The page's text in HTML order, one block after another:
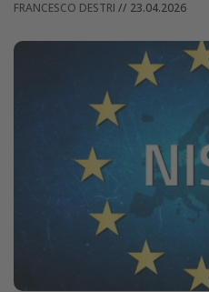
FRANCESCO DESTRI // 23.04.2026